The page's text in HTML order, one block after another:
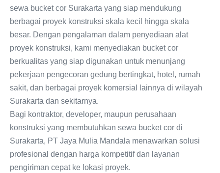
sewa bucket cor Surakarta yang siap mendukung
berbagai proyek konstruksi skala kecil hingga skala
besar. Dengan pengalaman dalam penyediaan alat
proyek konstruksi, kami menyediakan bucket cor
berkualitas yang siap digunakan untuk menunjang
pekerjaan pengecoran gedung bertingkat, hotel, rumah
sakit, dan berbagai proyek komersial lainnya di wilayah
Surakarta dan sekitarnya.
Bagi kontraktor, developer, maupun perusahaan
konstruksi yang membutuhkan sewa bucket cor di
Surakarta, PT Jaya Mulia Mandala menawarkan solusi
profesional dengan harga kompetitif dan layanan
pengiriman cepat ke lokasi proyek.